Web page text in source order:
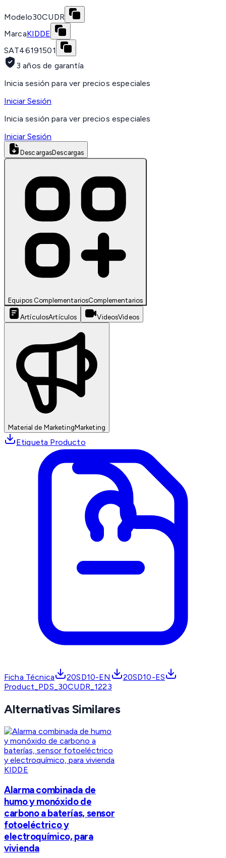
Modelo30CUDR
MarcaKIDDE
SAT46191501
3 años de garantía
Inicia sesión para ver precios especiales
Iniciar Sesión
Inicia sesión para ver precios especiales
Iniciar Sesión
DescargasDescargas
Equipos ComplementariosComplementarios
ArtículosArtículos VideosVideos
Material de MarketingMarketing
Etiqueta Producto
Ficha Técnica 20SD10-EN
20SD10-ES
Product_PDS_30CUDR_1223
Alternativas Similares
KIDDE
Alarma combinada de
humo y monóxido de
carbono a baterías, sensor
fotoeléctrico y
electroquímico, para
vivienda